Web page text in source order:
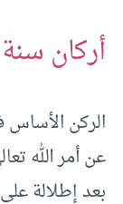
أركان
الركن الأساس
عن أمر الله
بعد إطلالة